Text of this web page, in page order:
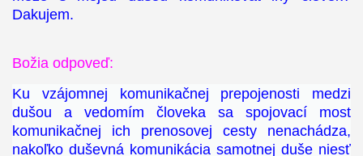
Dakujem.
Božia odpoveď:
Ku vzájomnej komunikačnej prepojenosti medzi
dušou a vedomím človeka sa spojovací most
komunikačnej ich prenosovej cesty nenachádza,
nakoľko duševná komunikácia samotnej duše niesť